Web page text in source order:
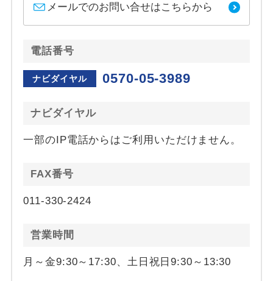
メールでのお問い合せはこちらから
電話番号
ナビダイヤル 0570-05-3989
ナビダイヤル
一部のIP電話からはご利用いただけません。
FAX番号
011-330-2424
営業時間
月～金9:30～17:30、土日祝日9:30～13:30